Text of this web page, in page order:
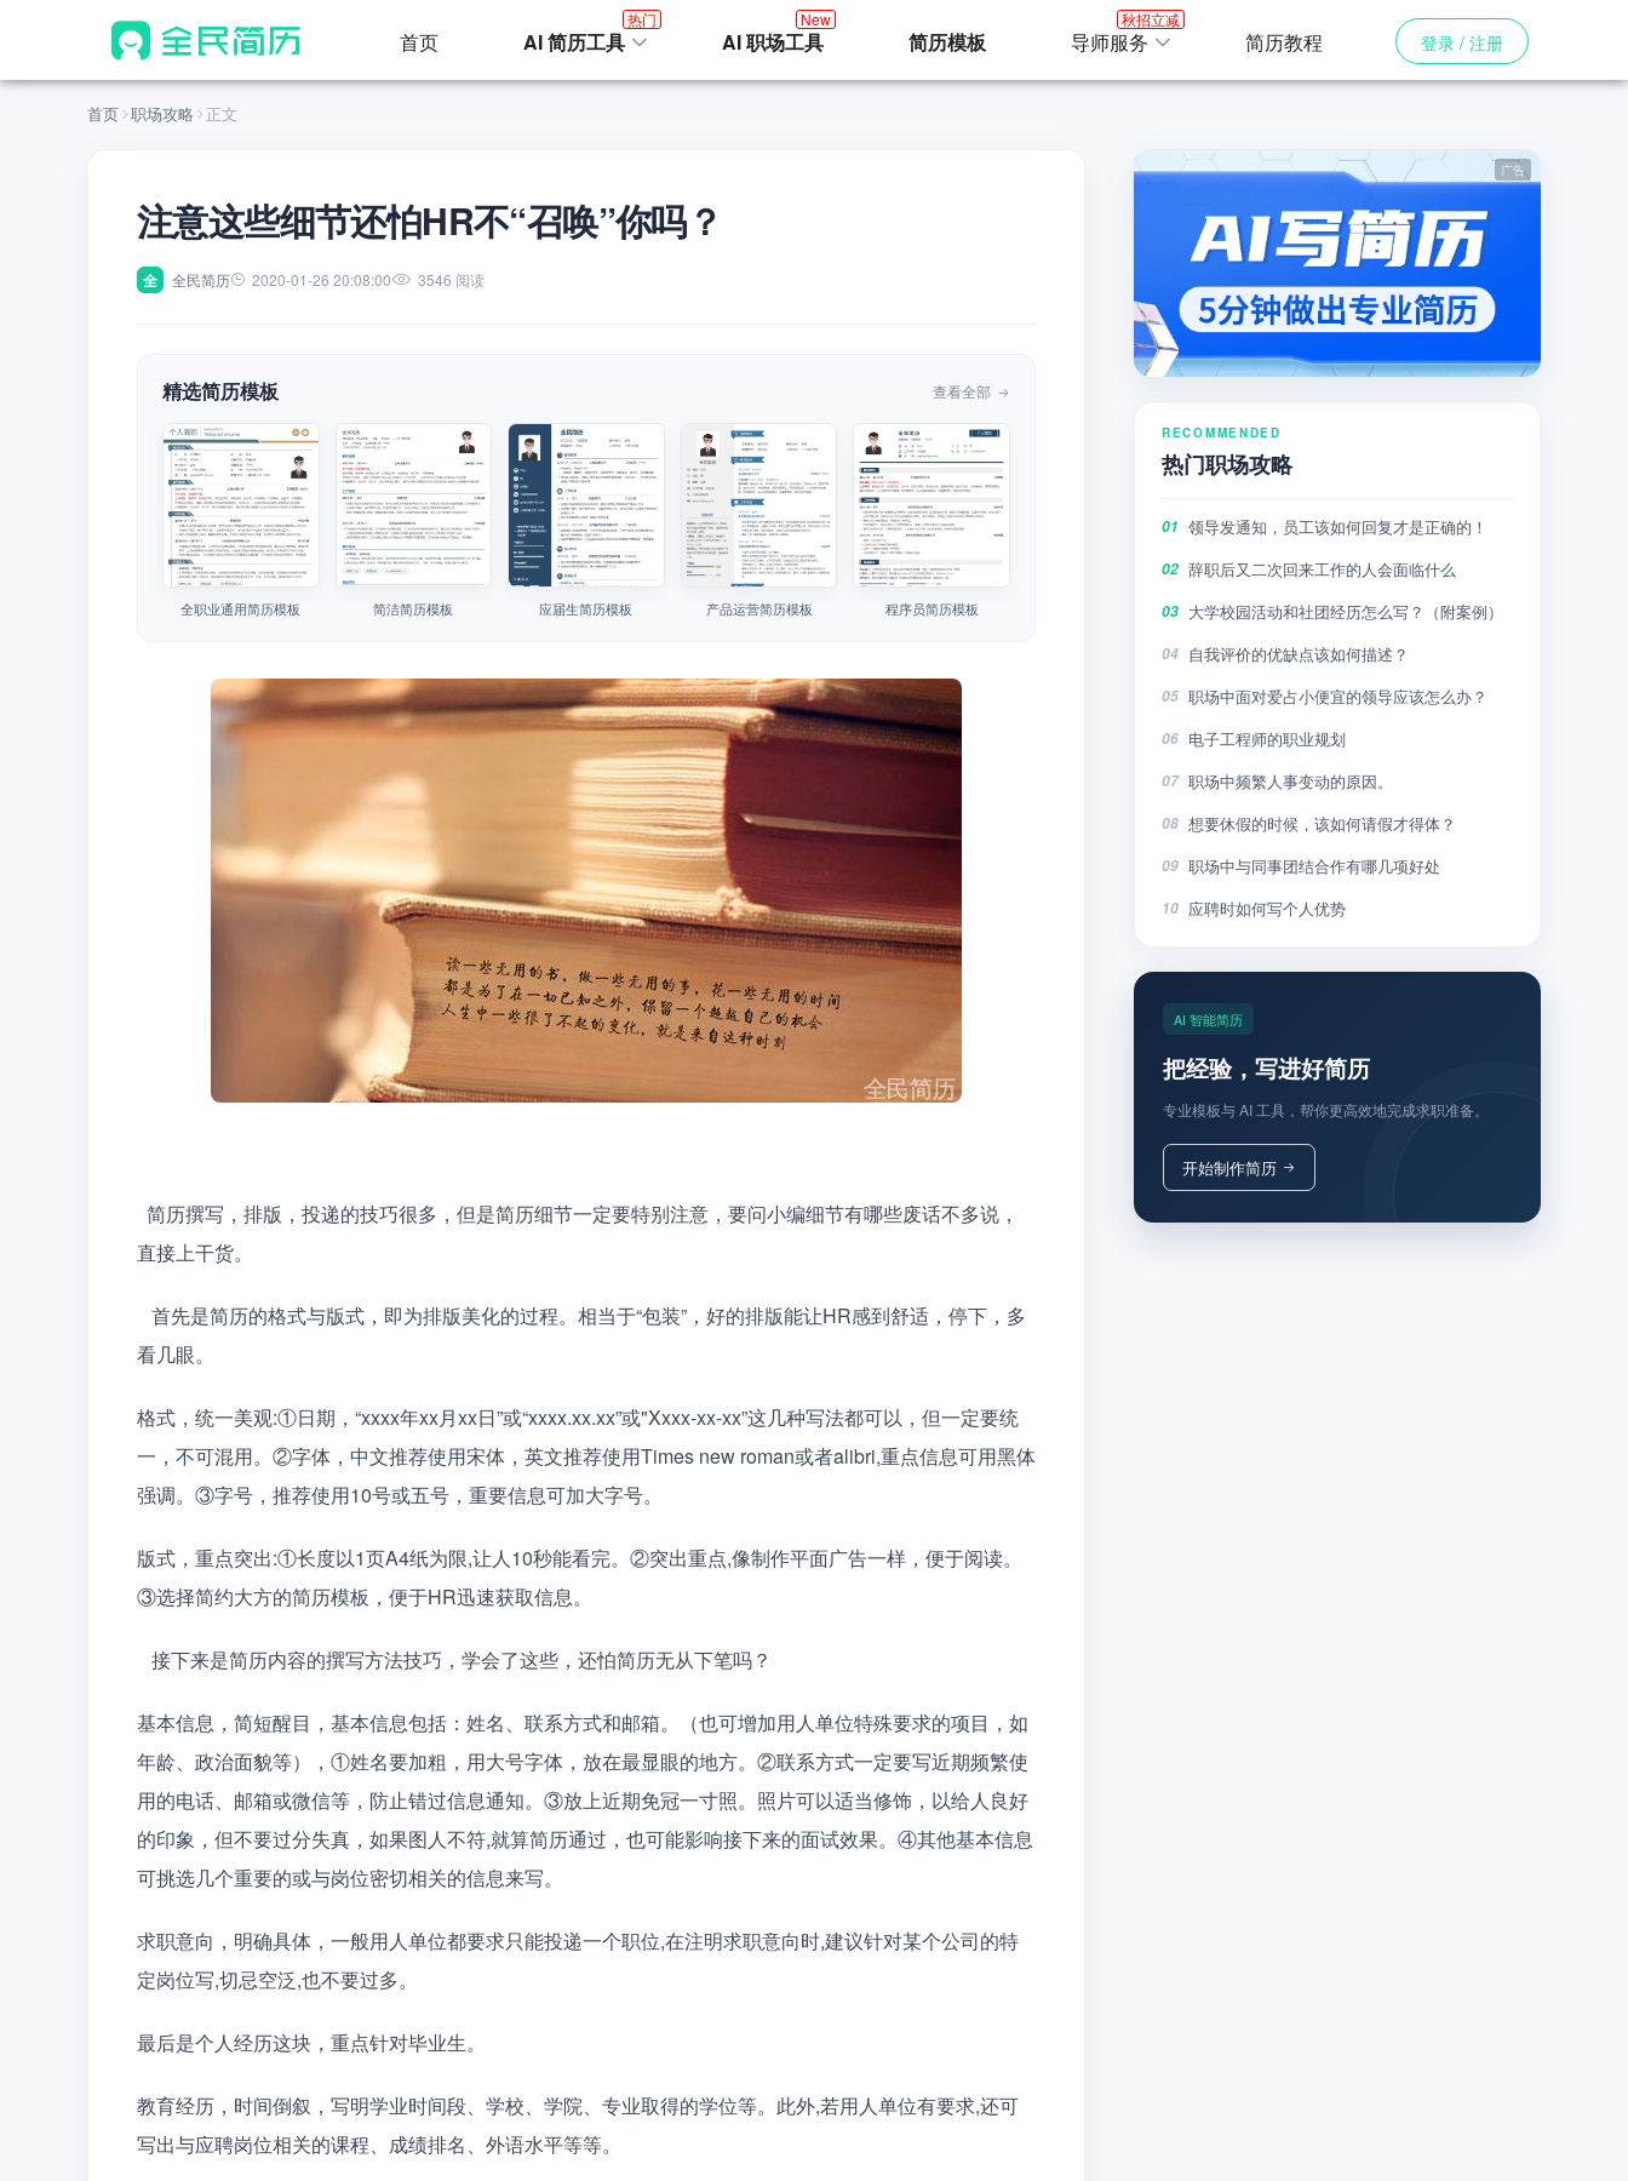
首页 AI 简历工具
热门
AI 职场工具
New
简历模板 导师服务
秋招立减
简历教程 登录 / 注册
首页 职场攻略 正文
注意这些细节还怕HR不“召唤”你吗？
全 全民简历 2020-01-26 20:08:00 3546 阅读
精选简历模板 查看全部
全职业通用简历模板 简洁简历模板 应届生简历模板 产品运营简历模板 程序员简历模板
直接上干货。
看几眼。
格式，统一美观:①日期，“xxxx年xx月xx日”或“xxxx.xx.xx”或"Xxxx-xx-xx”这几种写法都可以，但一定要统
一，不可混用。②字体，中文推荐使用宋体，英文推荐使用Times new roman或者alibri,重点信息可用黑体
强调。③字号，推荐使用10号或五号，重要信息可加大字号。
版式，重点突出:①长度以1页A4纸为限,让人10秒能看完。②突出重点,像制作平面广告一样，便于阅读。
③选择简约大方的简历模板，便于HR迅速获取信息。
   接下来是简历内容的撰写方法技巧，学会了这些，还怕简历无从下笔吗？
基本信息，简短醒目，基本信息包括：姓名、联系方式和邮箱。（也可增加用人单位特殊要求的项目，如
年龄、政治面貌等），①姓名要加粗，用大号字体，放在最显眼的地方。②联系方式一定要写近期频繁使
用的电话、邮箱或微信等，防止错过信息通知。③放上近期免冠一寸照。照片可以适当修饰，以给人良好
的印象，但不要过分失真，如果图人不符,就算简历通过，也可能影响接下来的面试效果。④其他基本信息
可挑选几个重要的或与岗位密切相关的信息来写。
求职意向，明确具体，一般用人单位都要求只能投递一个职位,在注明求职意向时,建议针对某个公司的特
定岗位写,切忌空泛,也不要过多。
最后是个人经历这块，重点针对毕业生。
教育经历，时间倒叙，写明学业时间段、学校、学院、专业取得的学位等。此外,若用人单位有要求,还可
写出与应聘岗位相关的课程、成绩排名、外语水平等等。
RECOMMENDED
热门职场攻略
01 领导发通知，员工该如何回复才是正确的！
02 辞职后又二次回来工作的人会面临什么
03 大学校园活动和社团经历怎么写？（附案例）
04 自我评价的优缺点该如何描述？
05 职场中面对爱占小便宜的领导应该怎么办？
06 电子工程师的职业规划
07 职场中频繁人事变动的原因。
08 想要休假的时候，该如何请假才得体？
09 职场中与同事团结合作有哪几项好处
10 应聘时如何写个人优势
AI 智能简历
把经验，写进好简历
专业模板与 AI 工具，帮你更高效地完成求职准备。
开始制作简历